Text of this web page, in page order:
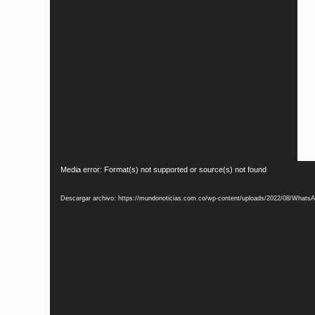
Reproductor
vídeo
Media error: Format(s) not supported or source(s) not found
Descargar archivo: https://mundonoticias.com.co/wp-content/uploads/2022/08/